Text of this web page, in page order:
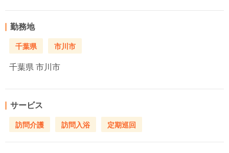
勤務地
千葉県 市川市
千葉県 市川市
サービス
訪問介護 訪問入浴 定期巡回